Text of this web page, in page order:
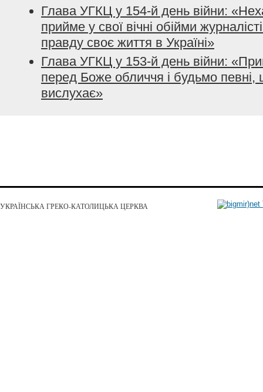
Глава УГКЦ у 154-й день війни:
прийме у свої вічні обійми
правду своє життя в Україні»
Глава УГКЦ у 153-й день війни:
перед Боже обличчя і будьмо певні,
вислухає»
УКРАЇНСЬКА ГРЕКО-КАТОЛИЦЬКА ЦЕРКВА